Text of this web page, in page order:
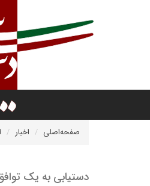
صفحه‌اصلی اخبار
دستیابی به یک